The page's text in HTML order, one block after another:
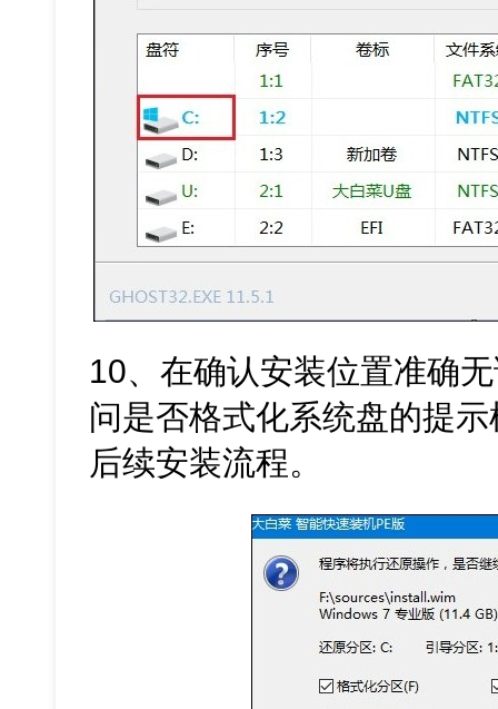
10、在确认安装位置准确
问是否格式化系统盘的提示
后续安装流程。